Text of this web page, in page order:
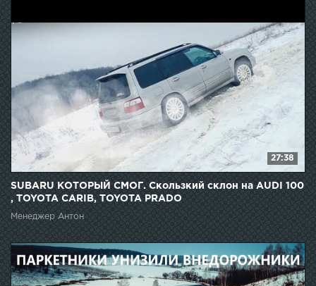
27:38
SUBARU КОТОРЫЙ СМОГ. Скользкий склон на AUDI 100
, TOYOTA CARIB, TOYOTA PRADO
Менеджер Антон